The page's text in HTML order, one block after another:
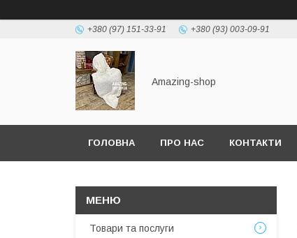
+380 (97) 151-33-91 +380 (93) 003-09-91
Amazing-shop
ГОЛОВНА ПРО НАС КОНТАКТИ
Товари та послуги